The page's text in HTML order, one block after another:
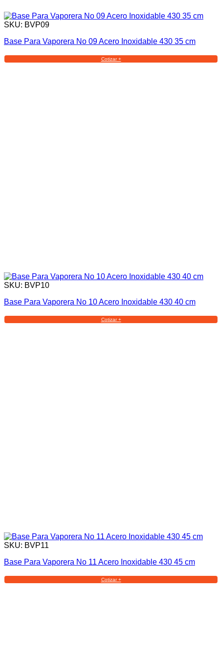
SKU: BVP09
Base Para Vaporera No 09 Acero Inoxidable 430 35 cm
Cotizar +
SKU: BVP10
Base Para Vaporera No 10 Acero Inoxidable 430 40 cm
Cotizar +
SKU: BVP11
Base Para Vaporera No 11 Acero Inoxidable 430 45 cm
Cotizar +